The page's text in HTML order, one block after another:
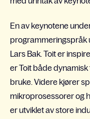
En av keynotene
programmeringspråk
Lars Bak. Toit er
er Toit både
bruke. Videre kjører
mikroprosessorer og
er utviklet av store